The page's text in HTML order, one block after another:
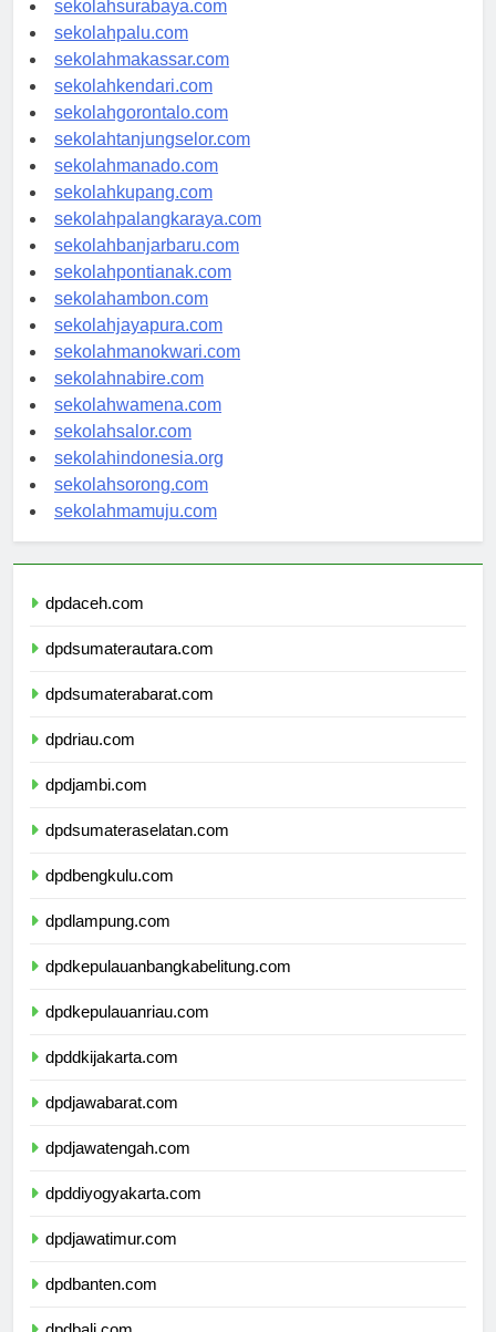
sekolahsurabaya.com
sekolahpalu.com
sekolahmakassar.com
sekolahkendari.com
sekolahgorontalo.com
sekolahtanjungselor.com
sekolahmanado.com
sekolahkupang.com
sekolahpalangkaraya.com
sekolahbanjarbaru.com
sekolahpontianak.com
sekolahambon.com
sekolahjayapura.com
sekolahmanokwari.com
sekolahnabire.com
sekolahwamena.com
sekolahsalor.com
sekolahindonesia.org
sekolahsorong.com